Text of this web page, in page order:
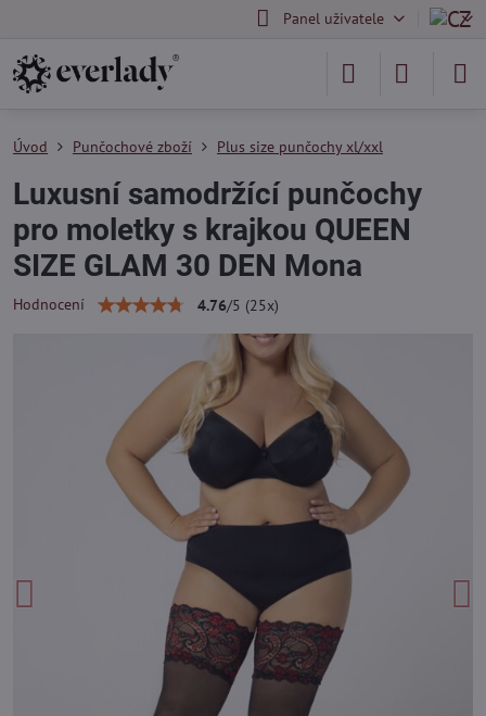
Panel uživatele
Úvod Punčochové zboží Plus size punčochy xl/xxl
Luxusní samodržící punčochy
pro moletky s krajkou QUEEN
SIZE GLAM 30 DEN Mona
Hodnocení 4.76/5 (25x)